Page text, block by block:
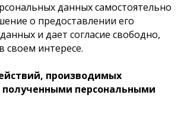
данных самостоятельно
о предоставлении его
и дает согласие свободно,
своем интересе.
производимых
полученными персональными